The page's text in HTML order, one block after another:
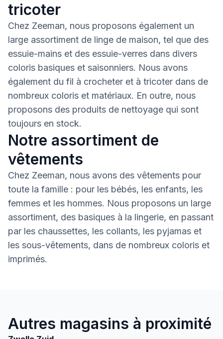
tricoter
Chez Zeeman, nous proposons également un
large assortiment de linge de maison, tel que des
essuie-mains et des essuie-verres dans divers
coloris basiques et saisonniers. Nous avons
également du fil à crocheter et à tricoter dans de
nombreux coloris et matériaux. En outre, nous
proposons des produits de nettoyage qui sont
toujours en stock.
Notre assortiment de
vêtements
Chez Zeeman, nous avons des vêtements pour
toute la famille : pour les bébés, les enfants, les
femmes et les hommes. Nous proposons un large
assortiment, des basiques à la lingerie, en passant
par les chaussettes, les collants, les pyjamas et
les sous-vêtements, dans de nombreux coloris et
imprimés.
Autres magasins à proximité